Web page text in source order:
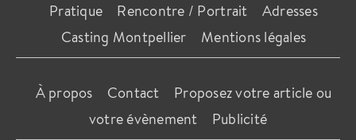
Pratique
Rencontre / Portrait
Adresses
Casting Montpellier
Mentions légales
À propos Contact
Proposez votre article ou
votre évènement
Publicité